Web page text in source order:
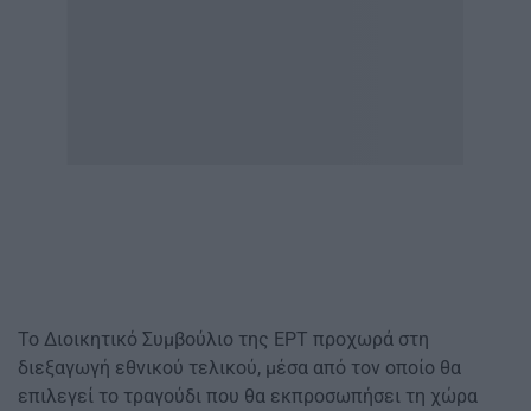
Το Διοικητικό Συμβούλιο της ΕΡΤ προχωρά στη
διεξαγωγή εθνικού τελικού, μέσα από τον οποίο θα
επιλεγεί το τραγούδι που θα εκπροσωπήσει τη χώρα